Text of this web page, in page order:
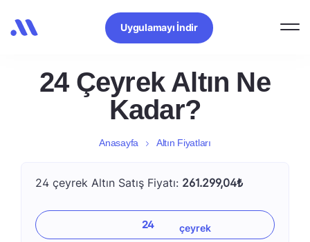
Uygulamayı İndir
24 Çeyrek Altın Ne
Kadar?
Anasayfa Altın Fiyatları
24 çeyrek Altın Satış Fiyatı: 261.299,04₺